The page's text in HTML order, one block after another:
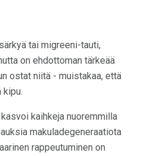
tai migreeni-tauti,
on ehdottoman tärkeää
ostat niitä - muistakaa, että
kipu.
kaihkeja nuoremmilla
makuladegeneraatiota
rappeutuminen on